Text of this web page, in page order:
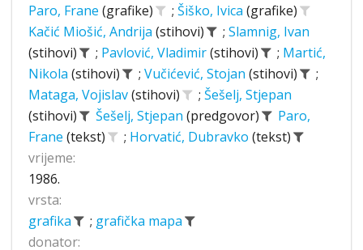
Paro, Frane (grafike) ; Šiško, Ivica (grafike)
Kačić Miošić, Andrija (stihovi) ; Slamnig, Ivan
(stihovi)
; Pavlović, Vladimir(stihovi) ; Martić,
Nikola (stihovi) ; Vučićević, Stojan (stihovi)
;
Mataga, Vojislav(stihovi) ; Šešelj, Stjepan
(stihovi)
Šešelj, Stjepan (predgovor)
Paro,
Frane (tekst) ; Horvatić, Dubravko (tekst)
vrijeme:
1986.
vrsta:
grafika
; grafička mapa
donator: